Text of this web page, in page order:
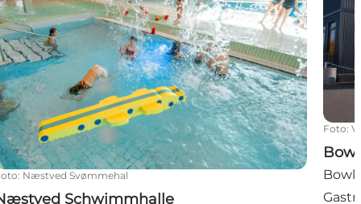
: Næstved Svømmehal
Schwimmhalle
Foto:
Bowl